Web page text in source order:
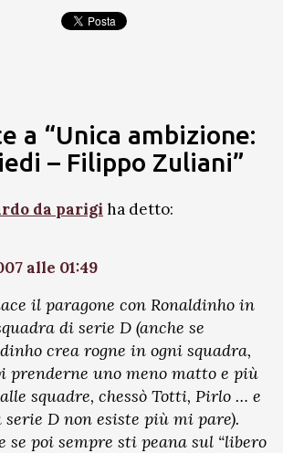
a “Unica ambizione:
– Filippo Zuliani”
da parigi ha detto:
alle 01:49
il paragone con Ronaldinho in
di serie D (anche se
crea rogne in ogni squadra,
prenderne uno meno matto e più
squadre, chessò Totti, Pirlo … e
serie D non esiste più mi pare).
se poi sempre sti peana sul “libero